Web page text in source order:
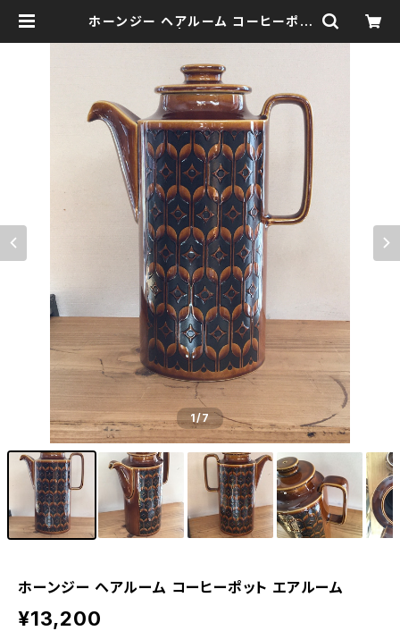
ホーンジー ヘアルーム コーヒーポッ
1/7
ホーンジー ヘアルーム コーヒーポット エアルーム
¥13,200